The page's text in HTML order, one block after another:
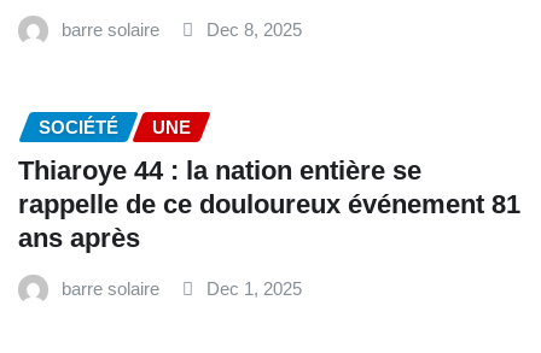
barre solaire Dec 8, 2025
SOCIÉTÉ UNE
Thiaroye 44 : la nation entière se
rappelle de ce douloureux événement 81
ans après
barre solaire Dec 1, 2025